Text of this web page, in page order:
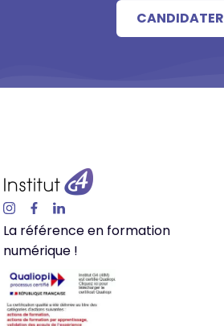
CANDIDATER
La référence en formation
numérique !